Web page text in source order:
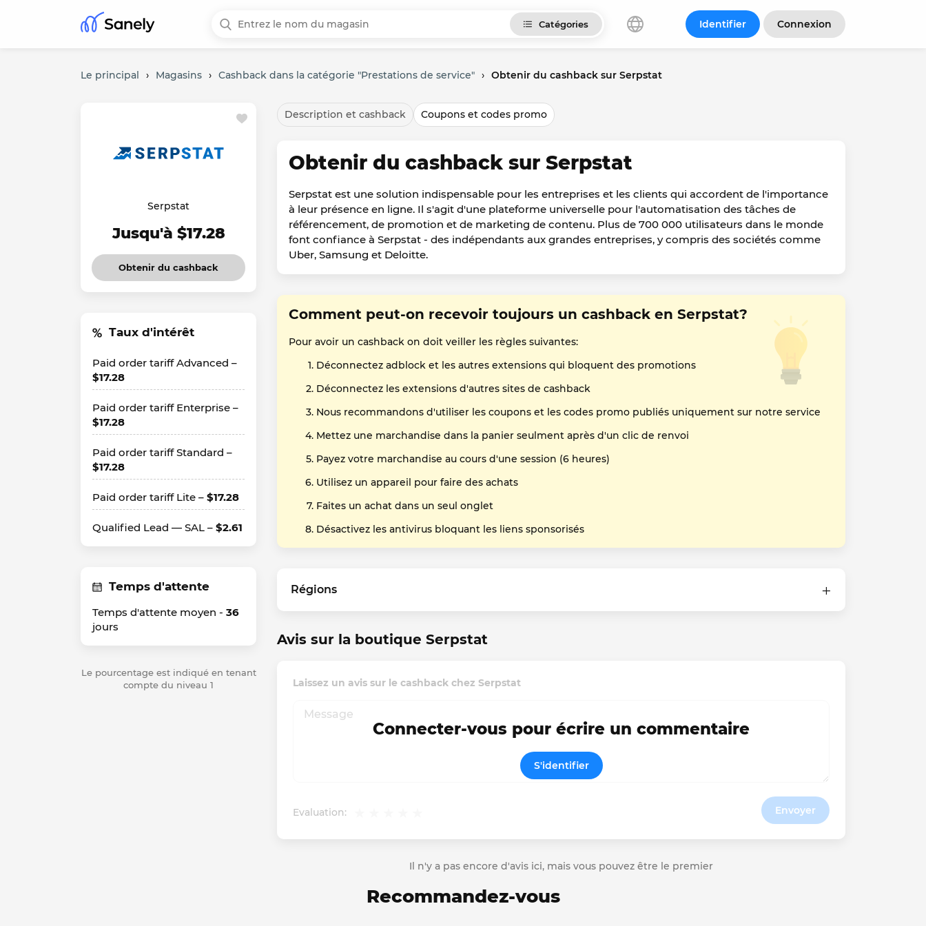
Catégories Identifier Connexion
Le principal › Magasins › Cashback dans la catégorie "Prestations de service" › Obtenir du cashback sur Serpstat
Serpstat
Jusqu'à $17.28
Obtenir du cashback
Taux d'intérêt
Paid order tariff Advanced –
$17.28
Paid order tariff Enterprise –
$17.28
Paid order tariff Standard –
$17.28
Paid order tariff Lite – $17.28
Qualified Lead — SAL – $2.61
Temps d'attente
Temps d'attente moyen - 36
jours
Le pourcentage est indiqué en tenant
compte du niveau 1
Description et cashback Coupons et codes promo
Obtenir du cashback sur Serpstat
Serpstat est une solution indispensable pour les entreprises et les clients qui accordent de l'importance
à leur présence en ligne. Il s'agit d'une plateforme universelle pour l'automatisation des tâches de
référencement, de promotion et de marketing de contenu. Plus de 700 000 utilisateurs dans le monde
font confiance à Serpstat - des indépendants aux grandes entreprises, y compris des sociétés comme
Uber, Samsung et Deloitte.
Comment peut-on recevoir toujours un cashback en Serpstat?
Pour avoir un cashback on doit veiller les règles suivantes:
Déconnectez adblock et les autres extensions qui bloquent des promotions
Déconnectez les extensions d'autres sites de cashback
Nous recommandons d'utiliser les coupons et les codes promo publiés uniquement sur notre service
Mettez une marchandise dans la panier seulment après d'un clic de renvoi
Payez votre marchandise au cours d'une session (6 heures)
Utilisez un appareil pour faire des achats
Faites un achat dans un seul onglet
Désactivez les antivirus bloquant les liens sponsorisés
Régions
Avis sur la boutique Serpstat
Laissez un avis sur le cashback chez Serpstat
Evaluation: Envoyer
Connecter-vous pour écrire un commentaire
S'identifier
Il n'y a pas encore d'avis ici, mais vous pouvez être le premier
Recommandez-vous